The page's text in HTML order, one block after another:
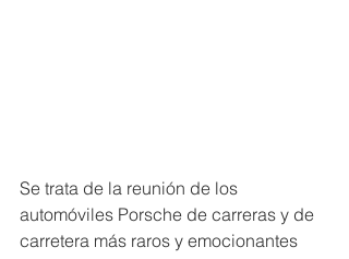
Se trata de la reunión de los
automóviles Porsche de carreras y de
carretera más raros y emocionantes